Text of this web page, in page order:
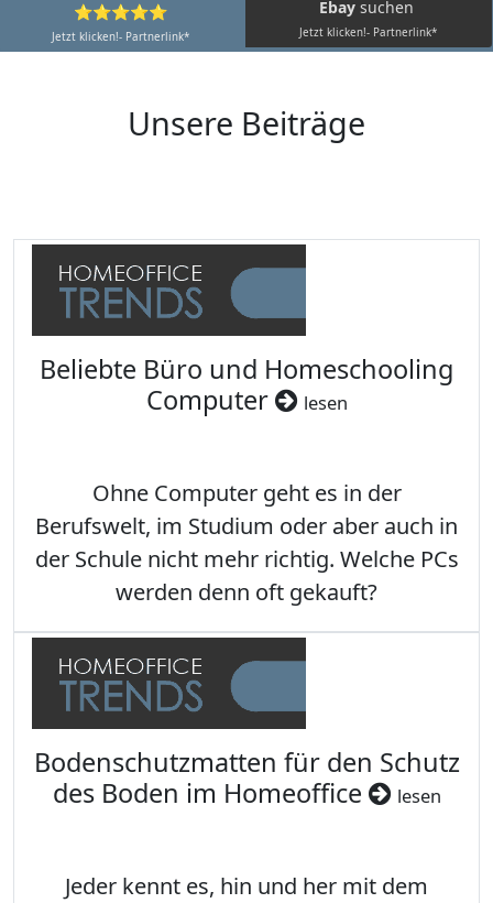
⭐⭐⭐⭐⭐
Jetzt klicken!- Partnerlink*
Ebay suchen
Jetzt klicken!- Partnerlink*
Unsere Beiträge
Beliebte Büro und Homeschooling
Computer
lesen
Ohne Computer geht es in der
Berufswelt, im Studium oder aber auch in
der Schule nicht mehr richtig. Welche PCs
werden denn oft gekauft?
Bodenschutzmatten für den Schutz
des Boden im Homeoffice
lesen
Jeder kennt es, hin und her mit dem